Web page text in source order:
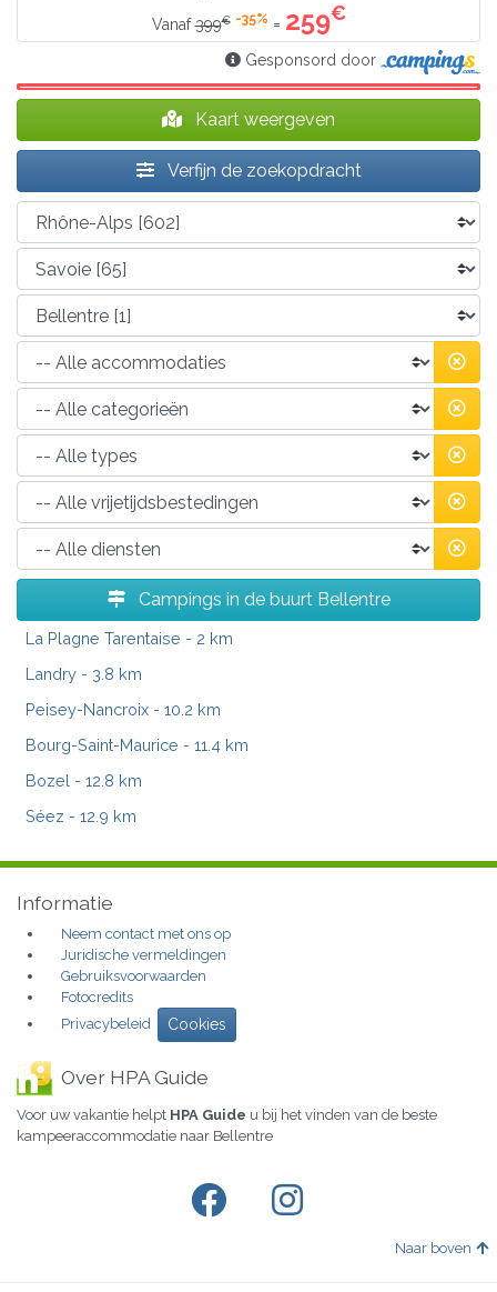
Vanaf399€ -35% = 259€
Gesponsord door
Kaart weergeven
Verfijn de zoekopdracht
Campings in de buurt Bellentre
La Plagne Tarentaise - 2 km
Landry - 3.8 km
Peisey-Nancroix - 10.2 km
Bourg-Saint-Maurice - 11.4 km
Bozel - 12.8 km
Séez - 12.9 km
Informatie
Neem contact met ons op
Juridische vermeldingen
Gebruiksvoorwaarden
Fotocredits
Privacybeleid
Cookies
Over HPA Guide
Voor uw vakantie helpt HPA Guide u bij het vinden van de beste
kampeeraccommodatie naar Bellentre
Naar boven